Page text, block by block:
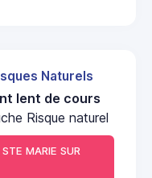
Naturels
lent de cours
Risque naturel
MARIE SUR